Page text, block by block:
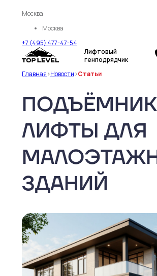
Москва
Москва
+7 (495) 477-47-54
Лифтовый
генподрядчик
Главная>Новости>Статьи
ЛИФТЫ ДЛЯ
ЗДАНИЙ